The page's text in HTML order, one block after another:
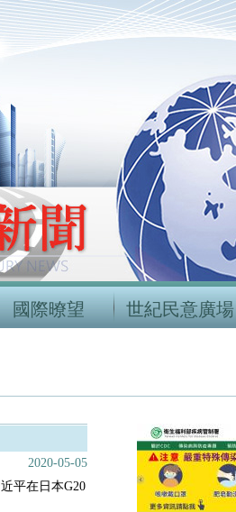
國際暸望 世紀民意廣場
2020-05-05
平在日本G20